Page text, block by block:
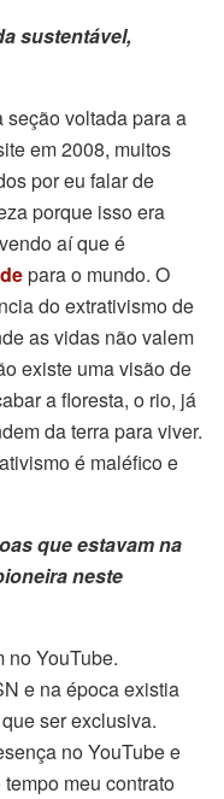
sustentável,
seção voltada para a
em 2008, muitos
por eu falar de
porque isso era
aí que é
para o mundo. O
do extrativismo de
as vidas não valem
existe uma visão de
a floresta, o rio, já
da terra para viver.
é maléfico e
que estavam na
neste
no YouTube.
e na época existia
ser exclusiva.
no YouTube e
meu contrato